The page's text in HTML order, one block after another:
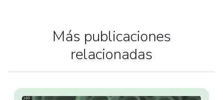
Más publicaciones
relacionadas